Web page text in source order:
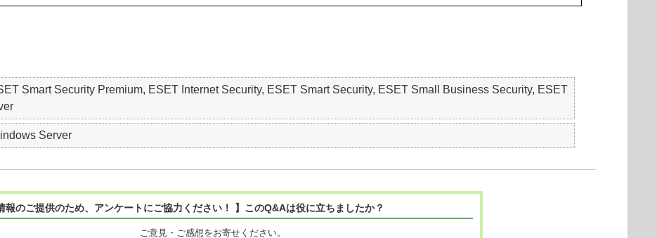
Smart Security Premium, ESET Internet Security, ESET Smart Security, ESET Small Business Security, ESET
Server
報のご提供のため、アンケートにご協力ください！ 】このQ&Aは役に立ちましたか？
ご意見・ご感想をお寄せください。